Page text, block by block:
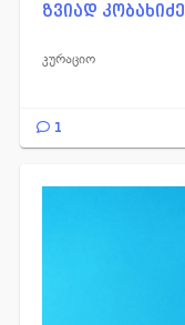
ზვიად კობახიძე
კურაციო
1